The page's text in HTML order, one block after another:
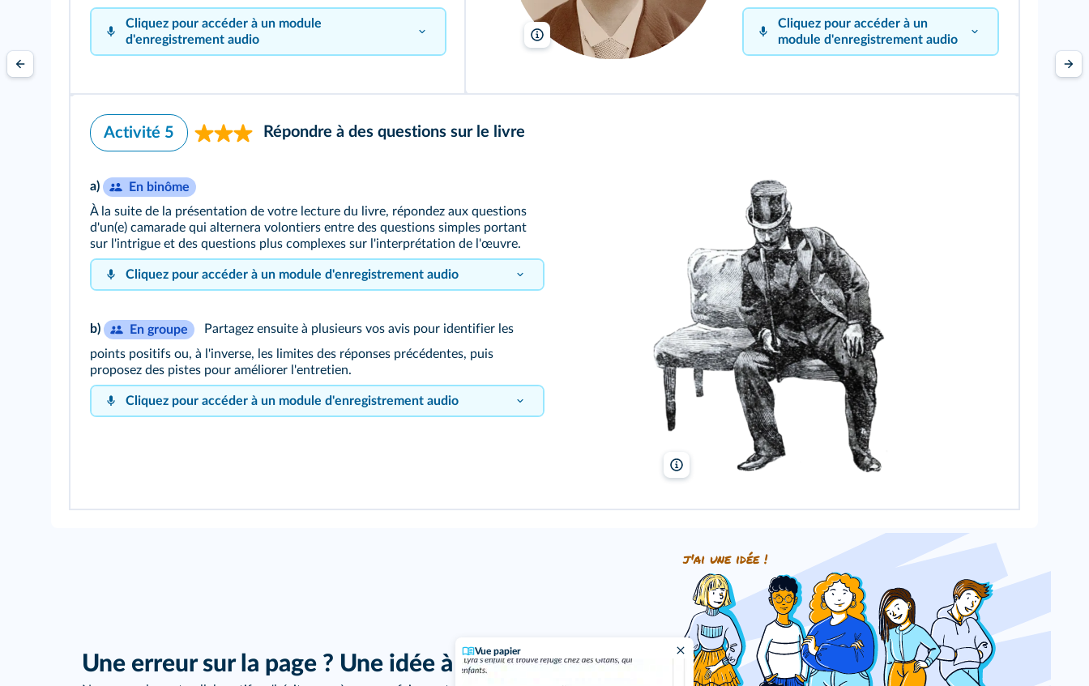
Vue papier
Cliquez pour accéder à un module
d'enregistrement audio
Cliquez sur le bouton pour vous enregistrer !
Guise/BnF/Wikimedia
Cliquez pour accéder à un
module d'enregistrement audio
Cliquez sur le bouton pour vous
enregistrer !
Activité 5 Répondre à des questions sur le livre
a)
En binôme
À la suite de la présentation de votre lecture du livre, répondez aux questions
d'un(e) camarade qui alternera volontiers entre des questions simples portant
sur l'intrigue et des questions plus complexes sur l'interprétation de l'œuvre.
Cliquez pour accéder à un module d'enregistrement audio
Cliquez sur le bouton pour vous enregistrer !
b) En groupe
Partagez ensuite à plusieurs vos avis pour identifier les
points positifs ou, à l'inverse, les limites des réponses précédentes, puis
proposez des pistes pour améliorer l'entretien.
Cliquez pour accéder à un module d'enregistrement audio
Denis Gagne52/Wikimedia
Une erreur sur la page ? Une idée à proposer ?
j'ai une idée !